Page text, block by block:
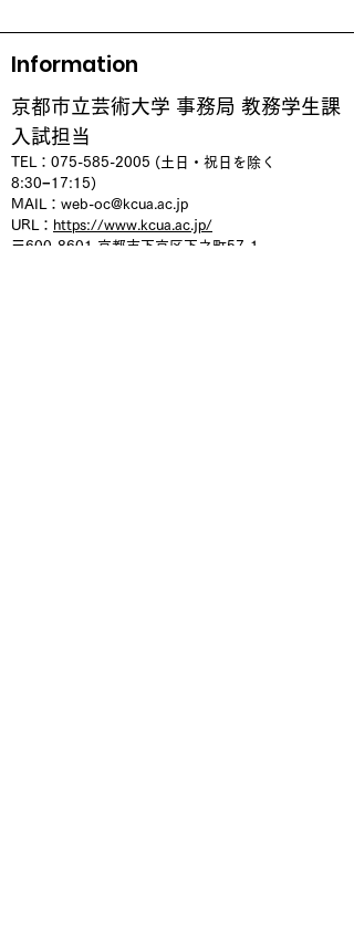
Information
京都市立芸術大学 事務局 教務学生課
入試担当
TEL：075-585-2005 (土日・祝日を除く
8:30−17:15)
MAIL： web-oc@kcua.ac.jp
URL： https://www.kcua.ac.jp/
〒600-8601
京都市下京区下之町57-1